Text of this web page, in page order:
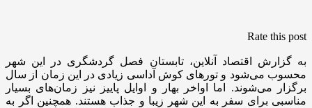
Rate this post
به گزارش اقتصاد آنلاین، تابستان فصل گردشگری در این شهر
محسوب می‌شود و تورهای کوش آداسی زیادی در این زمان از سال
برگزار می‌شوند. اما اواخر بهار و اوایل پاییز نیز زمان‌های بسیار
مناسبی برای سفر به این شهر زیبا و جذاب هستند. همچنین اگر به